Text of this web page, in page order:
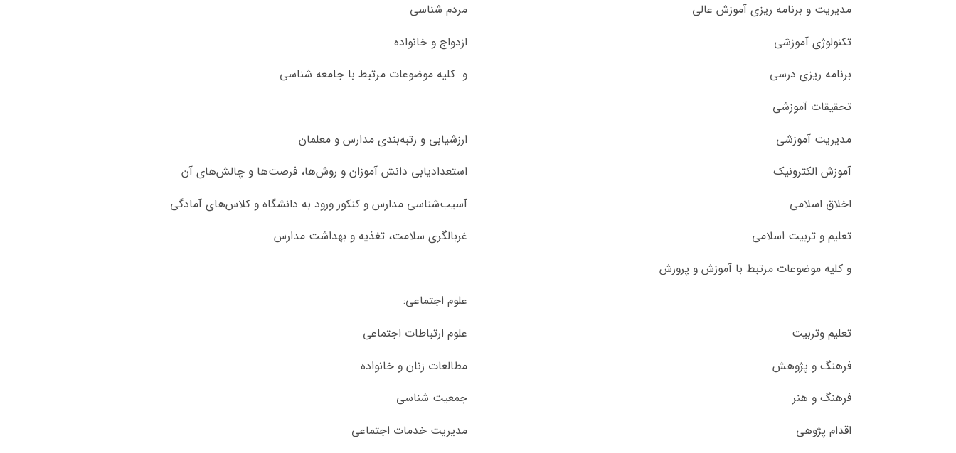
مدیریت و برنامه ریزی آموزش عالی
تکنولوژی آموزشی
برنامه ریزی درسی
تحقیقات آموزشی
مدیریت آموزشی
آموزش الکترونیک
اخلاق اسلامی
تعلیم و تربیت اسلامی
و کلیه موضوعات مرتبط با آموزش و پرورش
تعلیم وتربیت
فرهنگ و پژوهش
فرهنگ و هنر
اقدام پژوهی
مردم شناسی
ازدواج و خانواده
و کلیه موضوعات مرتبط با جامعه شناسی
ارزشیابی و رتبه‌بندی مدارس و معلمان
استعدادیابی دانش آموزان و روش‌ها، فرصت‌ها و چالش‌های آن
آسیب‌شناسی مدارس و کنکور ورود به دانشگاه و کلاس‌های آمادگی
غربالگری سلامت، تغذیه و بهداشت مدارس
علوم اجتماعی:
علوم ارتباطات اجتماعی
مطالعات زنان و خانواده
جمعیت شناسی
مدیریت خدمات اجتماعی